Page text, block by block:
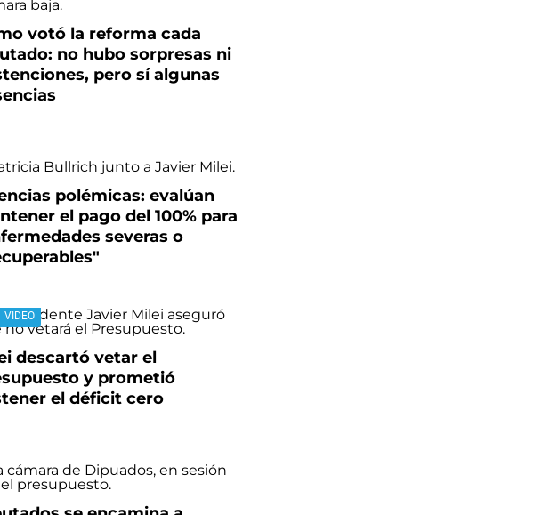
votó la reforma cada
no hubo sorpresas ni
pero sí algunas
polémicas: evalúan
el pago del 100% para
severas o
VIDEO
descartó vetar el
y prometió
el déficit cero